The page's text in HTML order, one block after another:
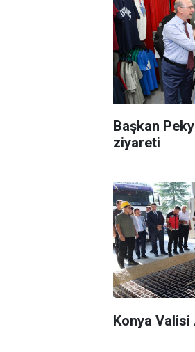
Başkan
ziyareti
Konya Valisi